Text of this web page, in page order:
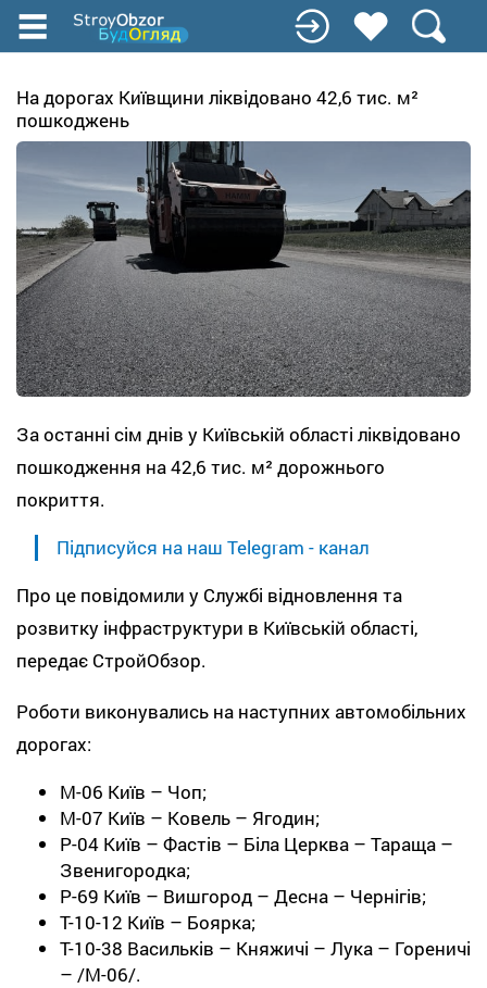
Перейти
до
вмісту
На дорогах Київщини ліквідовано 42,6 тис. м²
пошкоджень
За останні сім днів у Київській області ліквідовано
пошкодження на 42,6 тис. м² дорожнього
покриття.
Підписуйся на наш Telegram - канал
Про це повідомили у Службі відновлення та
розвитку інфраструктури в Київській області,
передає СтройОбзор.
Роботи виконувались на наступних автомобільних
дорогах:
М-06 Київ – Чоп;
М-07 Київ – Ковель – Ягодин;
Р-04 Київ – Фастів – Біла Церква – Тараща –
Звенигородка;
Р-69 Київ – Вишгород – Десна – Чернігів;
Т-10-12 Київ – Боярка;
Т-10-38 Васильків – Княжичі – Лука – Гореничі
– /М-06/.